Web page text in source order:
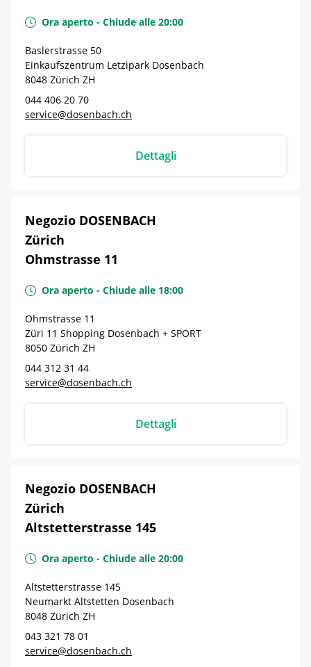
Ora aperto - Chiude alle 20:00
Baslerstrasse 50
Einkaufszentrum Letzipark Dosenbach
8048 Zürich ZH
044 406 20 70
service@dosenbach.ch
Dettagli
Negozio DOSENBACH
Zürich
Ohmstrasse 11
Ora aperto - Chiude alle 18:00
Ohmstrasse 11
Züri 11 Shopping Dosenbach + SPORT
8050 Zürich ZH
044 312 31 44
service@dosenbach.ch
Dettagli
Negozio DOSENBACH
Zürich
Altstetterstrasse 145
Ora aperto - Chiude alle 20:00
Altstetterstrasse 145
Neumarkt Altstetten Dosenbach
8048 Zürich ZH
043 321 78 01
service@dosenbach.ch